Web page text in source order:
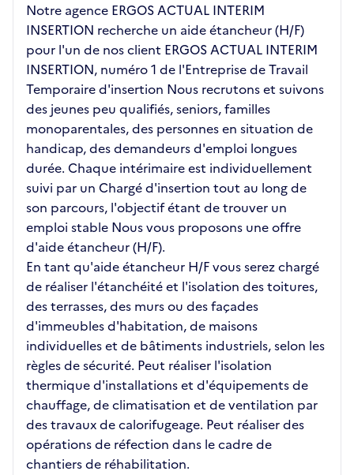
Notre agence ERGOS ACTUAL INTERIM
INSERTION recherche un aide étancheur (H/F)
pour l'un de nos client ERGOS ACTUAL INTERIM
INSERTION, numéro 1 de l'Entreprise de Travail
Temporaire d'insertion Nous recrutons et suivons
des jeunes peu qualifiés, seniors, familles
monoparentales, des personnes en situation de
handicap, des demandeurs d'emploi longues
durée. Chaque intérimaire est individuellement
suivi par un Chargé d'insertion tout au long de
son parcours, l'objectif étant de trouver un
emploi stable Nous vous proposons une offre
d'aide étancheur (H/F).
En tant qu'aide étancheur H/F vous serez chargé
de réaliser l'étanchéité et l'isolation des toitures,
des terrasses, des murs ou des façades
d'immeubles d'habitation, de maisons
individuelles et de bâtiments industriels, selon les
règles de sécurité. Peut réaliser l'isolation
thermique d'installations et d'équipements de
chauffage, de climatisation et de ventilation par
des travaux de calorifugeage. Peut réaliser des
opérations de réfection dans le cadre de
chantiers de réhabilitation.